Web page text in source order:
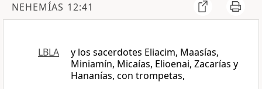
NEHEMÍAS 12:41
LBLA
y los sacerdotes Eliacim, Maasías,
Miniamín, Micaías, Elioenai, Zacarías y
Hananías, con trompetas,